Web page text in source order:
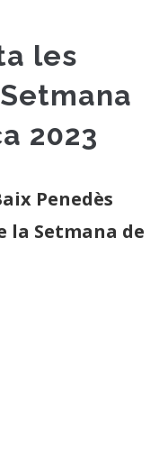
les
2023
Penedès
la Setmana de